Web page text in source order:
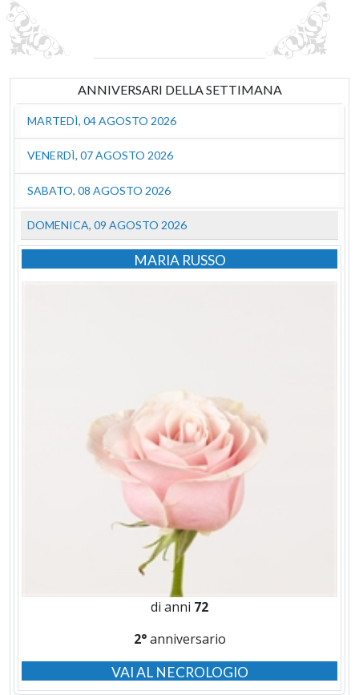
ANNIVERSARI DELLA SETTIMANA
MARTEDÌ, 04 AGOSTO 2026
VENERDÌ, 07 AGOSTO 2026
SABATO, 08 AGOSTO 2026
DOMENICA, 09 AGOSTO 2026
MARIA RUSSO
di anni 72
2°anniversario
VAI AL NECROLOGIO